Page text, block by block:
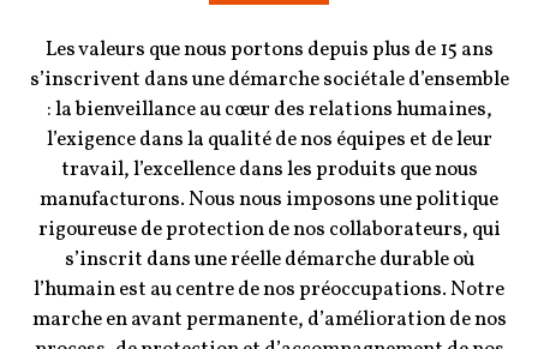
Les valeurs que nous portons depuis plus de 15 ans
s’inscrivent dans une démarche sociétale d’ensemble
: la bienveillance au cœur des relations humaines,
l’exigence dans la qualité de nos équipes et de leur
travail, l’excellence dans les produits que nous
manufacturons. Nous nous imposons une politique
rigoureuse de protection de nos collaborateurs, qui
s’inscrit dans une réelle démarche durable où
l’humain est au centre de nos préoccupations. Notre
marche en avant permanente, d’amélioration de nos